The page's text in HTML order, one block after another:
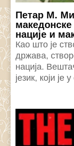
Петар М.
нације и
Као што је
држава,
нација.
језик, који је